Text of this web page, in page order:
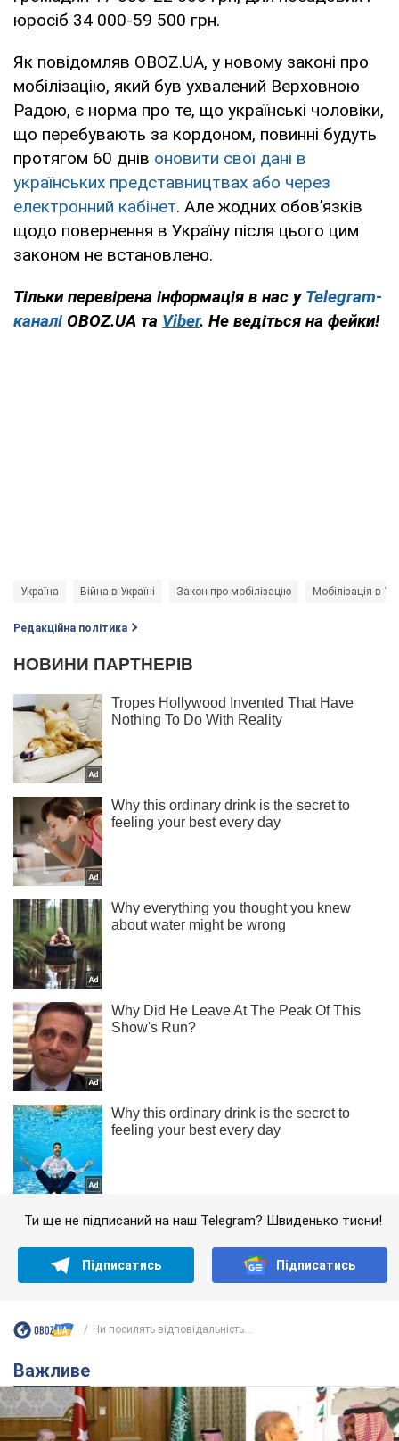
юросіб 34 000-59 500 грн.
Як повідомляв OBOZ.UA, у новому законі про
мобілізацію, який був ухвалений Верховною
Радою, є норма про те, що українські чоловіки,
що перебувають за кордоном, повинні будуть
протягом 60 днів оновити свої дані в
українських представництвах або через
електронний кабінет. Але жодних обов’язків
щодо повернення в Україну після цього цим
законом не встановлено.
Тільки перевірена інформація в нас у Telegram-
каналі OBOZ.UA та Viber. Не ведіться на фейки!
Україна Війна в Україні Закон про мобілізацію Мобілізація в
Редакційна політика
Ти ще не підписаний на наш Telegram? Швиденько тисни!
Підписатись Підписатись
Чи посилять відповідальність...
Важливе